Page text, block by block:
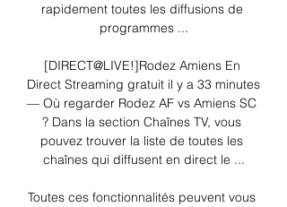
rapidement toutes les diffusions de
programmes ...
[DIRECT@LIVE!]Rodez Amiens En
Direct Streaming gratuit il y a 33 minutes
— Où regarder Rodez AF vs Amiens SC
? Dans la section Chaînes TV, vous
pouvez trouver la liste de toutes les
chaînes qui diffusent en direct le ...
Toutes ces fonctionnalités peuvent vous